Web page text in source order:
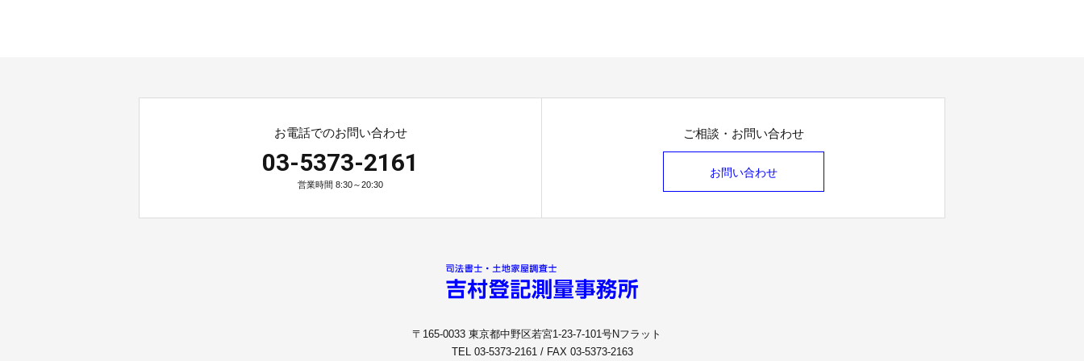
お電話でのお問い合わせ
03-5373-2161
営業時間 8:30～20:30
ご相談・お問い合わせ
お問い合わせ
〒165-0033 東京都中野区若宮1-23-7-101号Nフラット
TEL 03-5373-2161 / FAX 03-5373-2163